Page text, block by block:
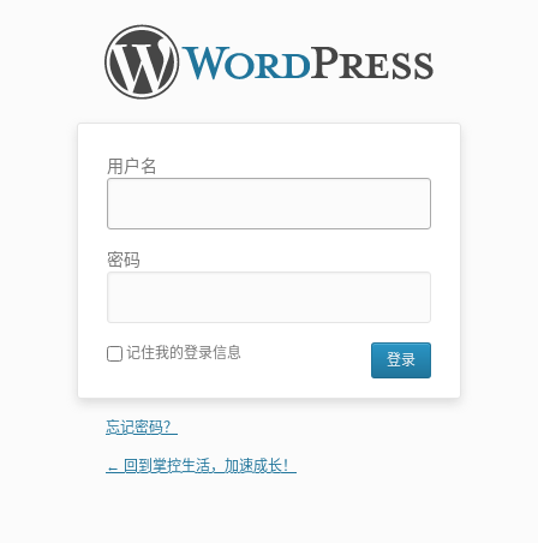
用户名
密码
记住我的登录信息
忘记密码？
← 回到掌控生活，加速成长！